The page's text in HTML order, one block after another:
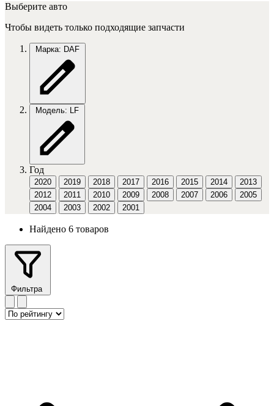
Выберите авто
Чтобы видеть только подходящие запчасти
Марка: DAF
Модель: LF
Год
2020 2019 2018 2017 2016 2015 2014
2013
2012
2011 2010 2009 2008 2007 2006
2005
2004
2003 2002 2001
Найдено 6 товаров
Фильтра